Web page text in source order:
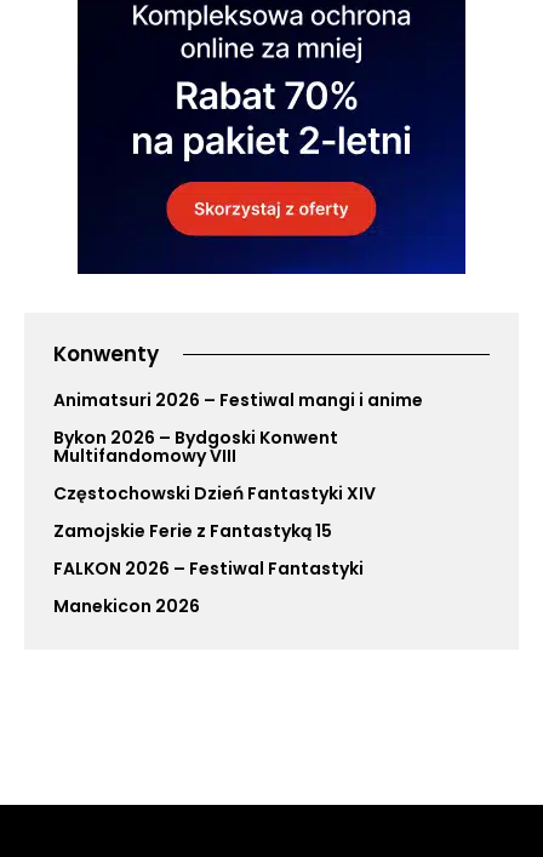
Konwenty
Animatsuri 2026 – Festiwal mangi i anime
Bykon 2026 – Bydgoski Konwent
Multifandomowy VIII
Częstochowski Dzień Fantastyki XIV
Zamojskie Ferie z Fantastyką 15
FALKON 2026 – Festiwal Fantastyki
Manekicon 2026